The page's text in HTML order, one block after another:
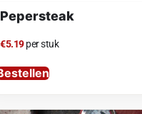
Pepersteak
€5.19per stuk